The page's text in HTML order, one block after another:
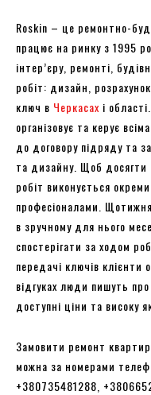
Roskin – це ремонтно-
працює на ринку з 1995
інтер’єру, ремонті,
робіт: дизайн,
ключ в Черкасах і
організовує та керує
до договору підряду та
та дизайну. Щоб досягти
робіт виконується
професіоналами.
в зручному для нього
спостерігати за ходом
передачі ключів клієнти
відгуках люди пишуть
доступні ціни та високу
Замовити ремонт
можна за номерами
+380735481288,